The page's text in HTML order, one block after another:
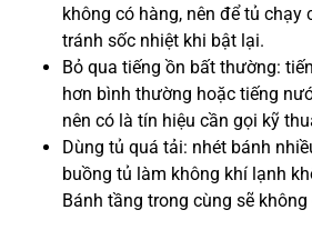
không có hàng, nên để tủ chạy
tránh sốc nhiệt khi bật lại.
Bỏ qua tiếng ồn bất thường:
hơn bình thường hoặc tiếng
nên có là tín hiệu cần gọi kỹ
Dùng tủ quá tải: nhét bánh
buồng tủ làm không khí lạnh
Bánh tầng trong cùng sẽ